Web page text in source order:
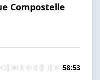
Compostelle
58:53